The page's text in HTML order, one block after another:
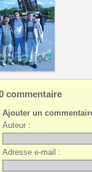
commentaire
Ajouter un
Auteur :
Adresse e-mail :